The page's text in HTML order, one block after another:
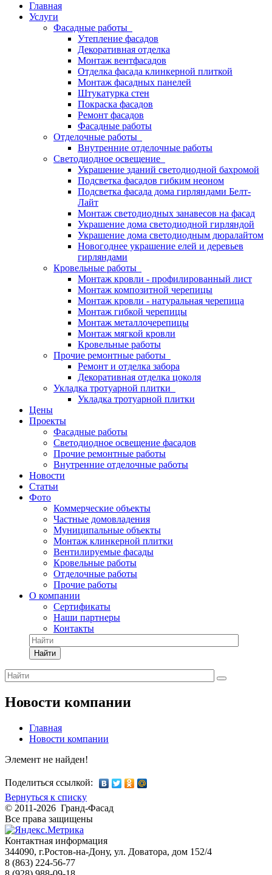
Главная
Услуги
Фасадные работы
Утепление фасадов
Декоративная отделка
Монтаж вентфасадов
Отделка фасада клинкерной плиткой
Монтаж фасадных панелей
Штукатурка стен
Покраска фасадов
Ремонт фасадов
Фасадные работы
Отделочные работы
Внутренние отделочные работы
Светодиодное освещение
Украшение зданий светодиодной бахромой
Подсветка фасадов гибким неоном
Подсветка фасада дома гирляндами Белт-
Лайт
Монтаж светодиодных занавесов на фасад
Украшение дома светодиодной гирляндой
Украшение дома светодиодным дюралайтом
Новогоднее украшение елей и деревьев
гирляндами
Кровельные работы
Монтаж кровли - профилированный лист
Монтаж композитной черепицы
Монтаж кровли - натуральная черепица
Монтаж гибкой черепицы
Монтаж металлочерепицы
Монтаж мягкой кровли
Кровельные работы
Прочие ремонтные работы
Ремонт и отделка забора
Декоративная отделка цоколя
Укладка тротуарной плитки
Укладка тротуарной плитки
Цены
Проекты
Фасадные работы
Светодиодное освещение фасадов
Прочие ремонтные работы
Внутренние отделочные работы
Новости
Статьи
Фото
Коммерческие объекты
Частные домовладения
Муниципальные объекты
Монтаж клинкерной плитки
Вентилируемые фасады
Кровельные работы
Отделочные работы
Прочие работы
О компании
Сертификаты
Наши партнеры
Контакты
Найти
Новости компании
Главная
Новости компании
Элемент не найден!
Поделиться ссылкой:
Вернуться к списку
© 2011-2026 Гранд-Фасад
Все права защищены
Контактная информация
344090, г.Ростов-на-Дону, ул. Доватора, дом 152/4
8 (863) 224-56-77